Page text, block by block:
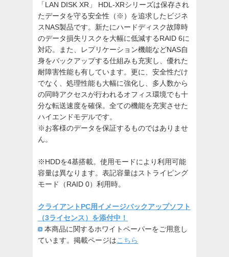
「LAN DISK XR」 HDL-XRシリーズは保存され
たデータを守る安全性（※）を追求したビジネ
スNAS製品です。新たにハードディスク故障時
のデータ損失リスクを大幅に低減するRAID 6に
対応。また、レプリケーション機能などNAS自
身をバックアップする仕組みも充実し、優れた
耐障害性能も有しています。更に、安全性だけ
でなく、処理性能も大幅に強化し、多人数から
の同時アクセスが行われるオフィス環境でも十
分な転送速度を確保。全ての機能を充実させた
ハイエンドモデルです。
※お客様のデータを保証するものではありませ
ん。
※HDDを4基搭載。使用モードにより利用可能
容量は異なります。表記容量はストライピング
モード（RAID 0）利用時。
クライアントPC用イメージバックアップソフト
（3ライセンス）を添付中！
本商品に関するホワイトペーパーをご用意し
ています。掲載ページはこちら